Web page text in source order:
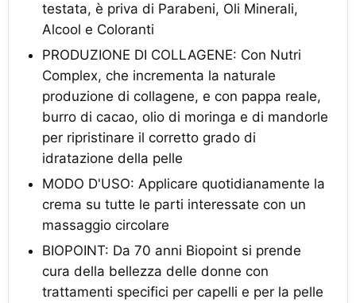
testata, è priva di Parabeni, Oli Minerali,
Alcool e Coloranti
PRODUZIONE DI COLLAGENE: Con Nutri
Complex, che incrementa la naturale
produzione di collagene, e con pappa reale,
burro di cacao, olio di moringa e di mandorle
per ripristinare il corretto grado di
idratazione della pelle
MODO D'USO: Applicare quotidianamente la
crema su tutte le parti interessate con un
massaggio circolare
BIOPOINT: Da 70 anni Biopoint si prende
cura della bellezza delle donne con
trattamenti specifici per capelli e per la pelle